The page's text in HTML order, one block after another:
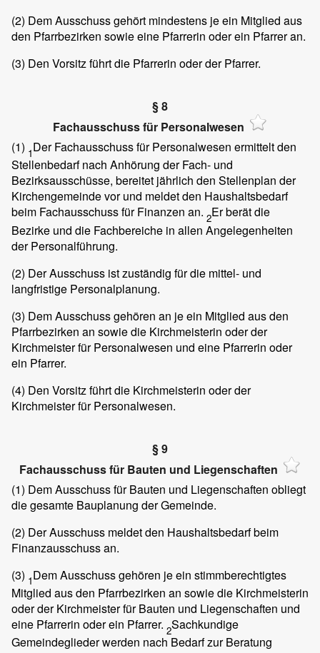
(2) Dem Ausschuss gehört mindestens je ein Mitglied aus
den Pfarrbezirken sowie eine Pfarrerin oder ein Pfarrer an.
(3) Den Vorsitz führt die Pfarrerin oder der Pfarrer.
§ 8
Fachausschuss für Personalwesen
(1) 1Der Fachausschuss für Personalwesen ermittelt den
Stellenbedarf nach Anhörung der Fach- und
Bezirksausschüsse, bereitet jährlich den Stellenplan der
Kirchengemeinde vor und meldet den Haushaltsbedarf
beim Fachausschuss für Finanzen an. 2Er berät die
Bezirke und die Fachbereiche in allen Angelegenheiten
der Personalführung.
(2) Der Ausschuss ist zuständig für die mittel- und
langfristige Personalplanung.
(3) Dem Ausschuss gehören an je ein Mitglied aus den
Pfarrbezirken an sowie die Kirchmeisterin oder der
Kirchmeister für Personalwesen und eine Pfarrerin oder
ein Pfarrer.
(4) Den Vorsitz führt die Kirchmeisterin oder der
Kirchmeister für Personalwesen.
§ 9
Fachausschuss für Bauten und Liegenschaften
(1) Dem Ausschuss für Bauten und Liegenschaften obliegt
die gesamte Bauplanung der Gemeinde.
(2) Der Ausschuss meldet den Haushaltsbedarf beim
Finanzausschuss an.
(3) 1Dem Ausschuss gehören je ein stimmberechtigtes
Mitglied aus den Pfarrbezirken an sowie die Kirchmeisterin
oder der Kirchmeister für Bauten und Liegenschaften und
eine Pfarrerin oder ein Pfarrer. 2Sachkundige
Gemeindeglieder werden nach Bedarf zur Beratung